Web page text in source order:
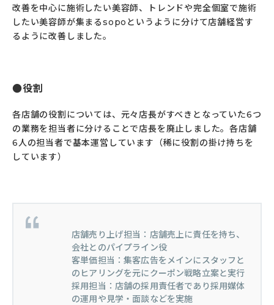
改善を中心に施術したい美容師、トレンドや完全個室で施術
したい美容師が集まるsopoというように分けて店舗経営す
るように改善しました。
役割
各店舗の役割については、元々店長がすべきとなっていた6つ
の業務を担当者に分けることで店長を廃止しました。各店舗
6人の担当者で基本運営しています（稀に役割の掛け持ちを
しています）
店舗売り上げ担当：店舗売上に責任を持ち、
会社とのパイプライン役
客単価担当：集客広告をメインにスタッフと
のヒアリングを元にクーポン戦略立案と実行
採用担当：店舗の採用責任者であり採用媒体
の運用や見学・面談などを実施